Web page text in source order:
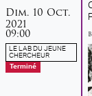
dimanche
Dim. 10 octobre
Oct.
2021
09:00
LE LAB DU JEUNE
CHERCHEUR
Terminé